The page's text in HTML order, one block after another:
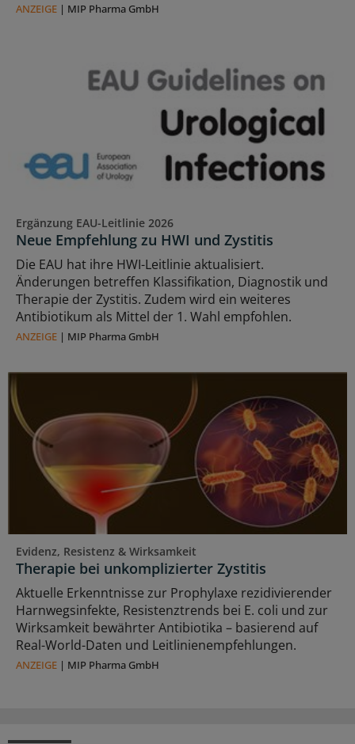
ANZEIGE | MIP Pharma GmbH
Ergänzung EAU-Leitlinie 2026
Neue Empfehlung zu HWI und Zystitis
Die EAU hat ihre HWI-Leitlinie aktualisiert.
Änderungen betreffen Klassifikation, Diagnostik und
Therapie der Zystitis. Zudem wird ein weiteres
Antibiotikum als Mittel der 1. Wahl empfohlen.
ANZEIGE | MIP Pharma GmbH
Evidenz, Resistenz & Wirksamkeit
Therapie bei unkomplizierter Zystitis
Aktuelle Erkenntnisse zur Prophylaxe rezidivierender
Harnwegsinfekte, Resistenztrends bei E. coli und zur
Wirksamkeit bewährter Antibiotika – basierend auf
Real-World-Daten und Leitlinienempfehlungen.
ANZEIGE | MIP Pharma GmbH